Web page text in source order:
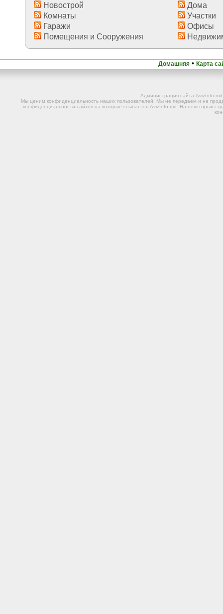
Новострой
Дома
Комнаты
Участки
Гаражи
Офисы
Помещения и Сооружения
Домашняя • Карта
Администрация сайта
Мы ценим конфиденциальность наших пользователей. Мы не передаем и не
конфиденциальности сайтов на которые ссылается AvizInfo.md. На некоторых